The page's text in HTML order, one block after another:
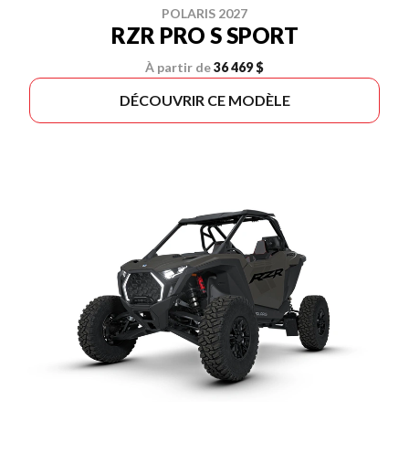
POLARIS 2027
RZR PRO S SPORT
À partir de36 469 $
DÉCOUVRIR CE MODÈLE